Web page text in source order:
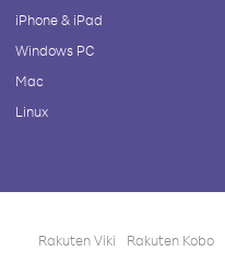
iPhone & iPad
Windows PC
Mac
Linux
Rakuten Viki Rakuten Kobo